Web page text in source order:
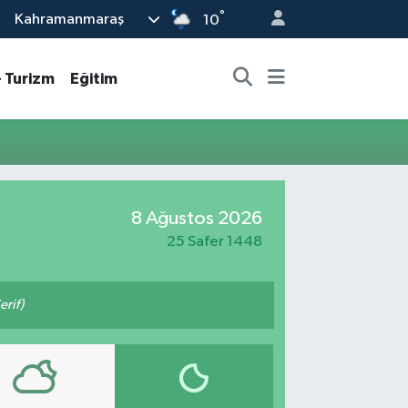
Kahramanmaraş 10°
Turizm Eğitim
8 Ağustos 2026
25 Safer 1448